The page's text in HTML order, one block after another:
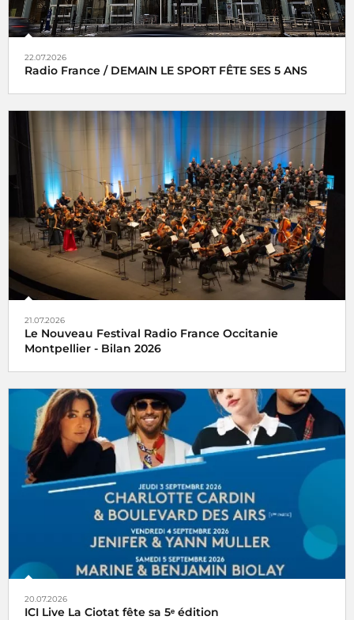
22.07.2026
Radio France / DEMAIN LE SPORT FÊTE SES 5 ANS
21.07.2026
Le Nouveau Festival Radio France Occitanie
Montpellier - Bilan 2026
20.07.2026
ICI Live La Ciotat fête sa 5ᵉ édition